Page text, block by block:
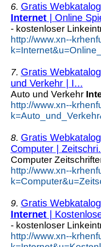
6. Gratis
Internet| Online
- kostenloser
http://www.xn--
7. Gratis
und Verkehr | I...
Auto und Verkehr
http://www.xn--
8. Gratis
Computer |
Computer
http://www.xn--
9. Gratis
Internet|
- kostenloser
http://www.xn--